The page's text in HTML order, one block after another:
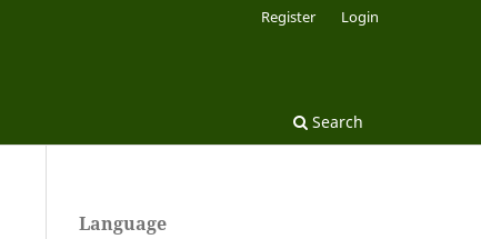
Search
Register Login
Language